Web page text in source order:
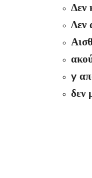
Δεν
Δεν
y
δεν